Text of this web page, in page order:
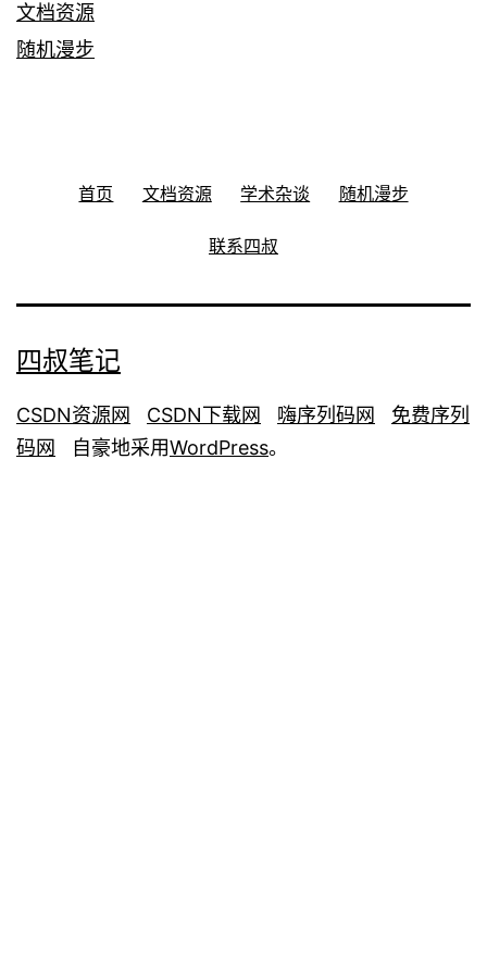
文档资源
随机漫步
首页 文档资源 学术杂谈 随机漫步
联系四叔
四叔笔记
CSDN资源网 CSDN下载网 嗨序列码网
免费序列
码网 自豪地采用WordPress。